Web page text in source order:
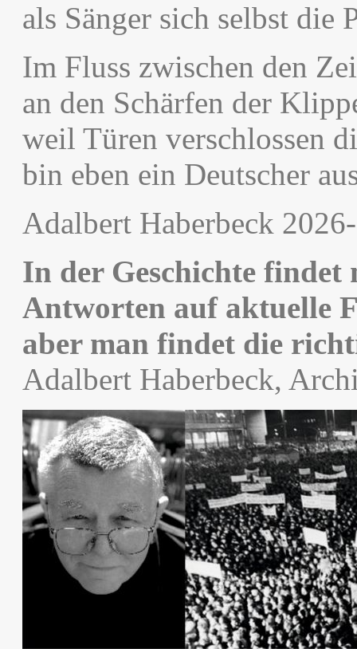
als Sänger sich selbst die
Im Fluss zwischen den
an den Schärfen der
weil Türen verschlossen
bin eben ein Deutscher
Adalbert Haberbeck
In der Geschichte findet
Antworten auf aktuelle
aber man findet die
Adalbert Haberbeck,